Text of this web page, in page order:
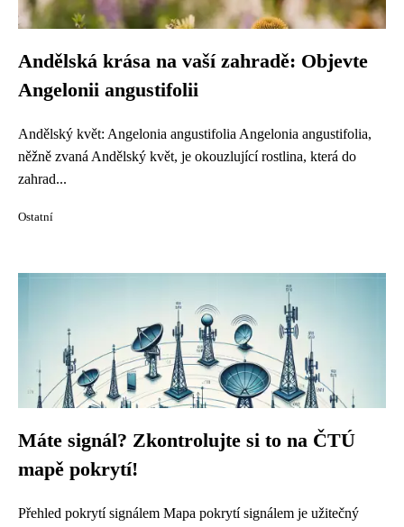
Andělská krása na vaší zahradě: Objevte
Angelonii angustifolii
Andělský květ: Angelonia angustifolia Angelonia angustifolia,
něžně zvaná Andělský květ, je okouzlující rostlina, která do
zahrad...
Ostatní
Máte signál? Zkontrolujte si to na ČTÚ
mapě pokrytí!
Přehled pokrytí signálem Mapa pokrytí signálem je užitečný